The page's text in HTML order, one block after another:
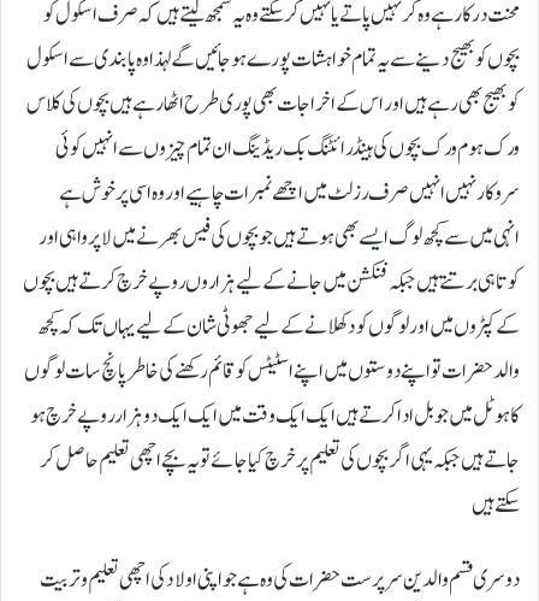
محنت درکار ہے وہ کر نہیں پاتے یا نہیں کر سکتے وہ یہ سمجھ لیتے ہیں کہ صرف اسکول کو
بچوں کو بھیج دینے سے یہ تمام خواہشات پورے ہو جائیں گے لہذا وہ پابندی سے اسکول
کو بھیج بھی رہے ہیں اور اس کے اخراجات بھی پوری طرح اٹھا رہے ہیں بچوں کی کلاس
ورک ہوم ورک بچوں کی ہینڈ رائٹنگ بک ریڈینگ ان تمام چیزوں سے انہیں کوئی
سروکار نہیں انہیں صرف رزلٹ میں اچھے نمبرات چاہیے اور وہ اسی پر خوش ہے
انہی میں سے کچھ لوگ ایسے بھی ہوتے ہیں جو بچوں کی فیس بھرنے میں لاپرواہی اور
کوتاہی برتتے ہیں جبکہ فنکشن میں جانے کے لیے ہزاروں روپے خرچ کرتے ہیں بچوں
کے کپڑوں میں اور لوگوں کو دکھلانے کے لیے جھوٹی شان کے لیے یہاں تک کہ کچھ
والد حضرات تو اپنے دوستوں میں اپنے اسٹیٹس کو قائم رکھنے کی خاطر پانچ سات لوگوں
کا ہوٹل میں جو بل ادا کرتے ہیں ایک ایک وقت میں ایک ایک دو ہزار روپے خرچ ہو
جاتے ہیں جبکہ یہی اگر بچوں کی تعلیم پر خرچ کیا جائے تو یہ بچے اچھی تعلیم حاصل کر
سکتے ہیں
دوسری قسم والدین سرپرست حضرات کی وہ ہے جو اپنی اولاد کی اچھی تعلیم و تربیت